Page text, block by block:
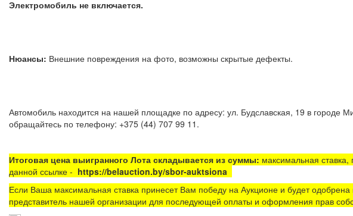
Электромобиль не включается.
Нюансы: Внешние повреждения на фото, возможны скрытые дефекты.
Автомобиль находится на нашей площадке по адресу: ул. Будславская, 19 в городе
обращайтесь по телефону: +375 (44) 707 99 11.
Итоговая цена выигранного Лота складывается из суммы: максимальная
данной ссылке - https://belauction.by/sbor-auktsiona
Если Ваша максимальная ставка принесет Вам победу на Аукционе и будет
представитель нашей организации для последующей оплаты и оформления прав